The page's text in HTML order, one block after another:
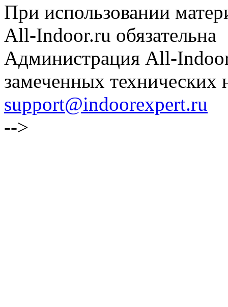
При использовании
All-Indoor.ru обязательна
Администрация All-
замеченных технических
support@indoorexpert.ru
-->